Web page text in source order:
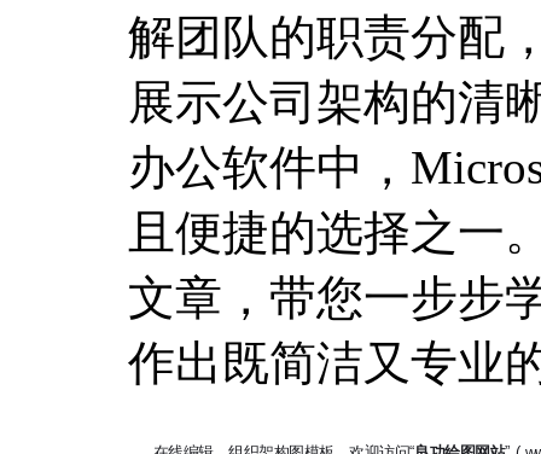
解团队的职责分配
展示公司架构的清
办公软件中，
且便捷的选择之一
文章，带您一步步
作出既简洁又专业